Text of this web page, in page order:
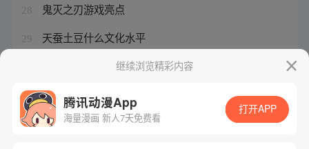
28 鬼灭之刃游戏亮点
29 天蚕土豆什么文化水平
大象英语怎么说elephant
继续浏览精彩内容
腾讯动漫App
海量漫画 新人7天免费看
打开APP